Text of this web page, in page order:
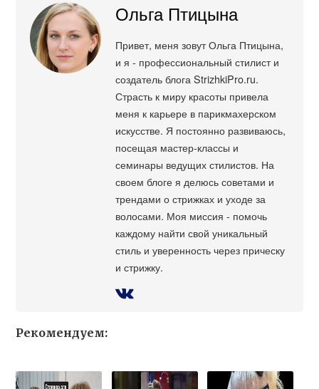
Ольга Птицына
Привет, меня зовут Ольга Птицына,
и я - профессиональный стилист и
создатель блога StrizhkiPro.ru.
Страсть к миру красоты привела
меня к карьере в парикмахерском
искусстве. Я постоянно развиваюсь,
посещая мастер-классы и
семинары ведущих стилистов. На
своем блоге я делюсь советами и
трендами о стрижках и уходе за
волосами. Моя миссия - помочь
каждому найти свой уникальный
стиль и уверенность через прическу
и стрижку.
Рекомендуем: